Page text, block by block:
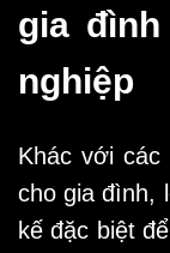
gia
nghiệp
Khác với các
cho gia đình,
kế đặc biệt